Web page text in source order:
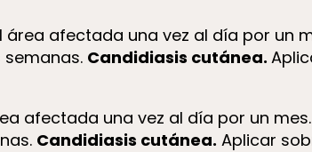
área afectada una vez al día por un
Candidiasis cutánea.
afectada una vez al día por un mes.
Candidiasis cutánea. Aplicar